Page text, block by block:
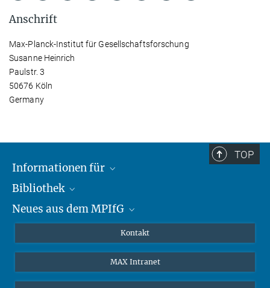
Anschrift
Max-Planck-Institut für Gesellschaftsforschung
Susanne Heinrich
Paulstr. 3
50676 Köln
Germany
TOP
Informationen für
Forschende
Gäste
Bibliothek
Profil
Remote Zugriff EZproxy
Neues aus dem MPIfG
Newsletter abonnieren
MPIfG auf LinkedIn
Kontakt
MAX Intranet